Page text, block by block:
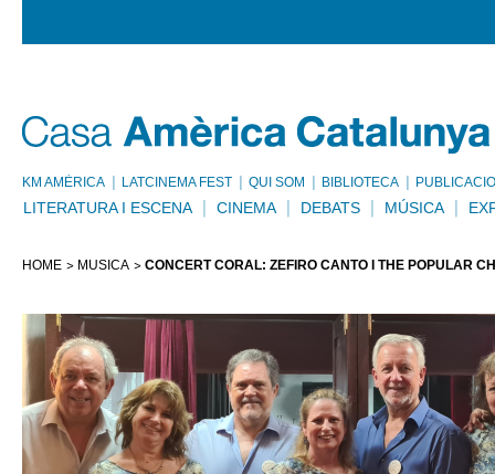
KM AMÈRICA LATCINEMA FEST QUI SOM BIBLIOTECA
LITERATURA I ESCENA CINEMA DEBATS MÚSICA
HOME MÚSICA CONCERT CORAL: ZÉFIRO CANTO I THE POPULAR